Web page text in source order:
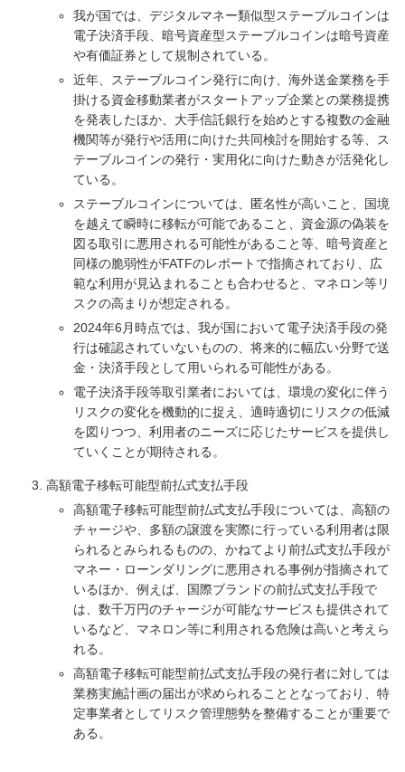
我が国では、デジタルマネー類似型ステーブルコインは
電子決済手段、暗号資産型ステーブルコインは暗号資産
や有価証券として規制されている。
近年、ステーブルコイン発行に向け、海外送金業務を手
掛ける資金移動業者がスタートアップ企業との業務提携
を発表したほか、大手信託銀行を始めとする複数の金融
機関等が発行や活用に向けた共同検討を開始する等、ス
テーブルコインの発行・実用化に向けた動きが活発化し
ている。
ステーブルコインについては、匿名性が高いこと、国境
を越えて瞬時に移転が可能であること、資金源の偽装を
図る取引に悪用される可能性があること等、暗号資産と
同様の脆弱性がFATFのレポートで指摘されており、広
範な利用が見込まれることも合わせると、マネロン等リ
スクの高まりが想定される。
2024年6月時点では、我が国において電子決済手段の発
行は確認されていないものの、将来的に幅広い分野で送
金・決済手段として用いられる可能性がある。
電子決済手段等取引業者においては、環境の変化に伴う
リスクの変化を機動的に捉え、適時適切にリスクの低減
を図りつつ、利用者のニーズに応じたサービスを提供し
ていくことが期待される。
高額電子移転可能型前払式支払手段
高額電子移転可能型前払式支払手段については、高額の
チャージや、多額の譲渡を実際に行っている利用者は限
られるとみられるものの、かねてより前払式支払手段が
マネー・ローンダリングに悪用される事例が指摘されて
いるほか、例えば、国際ブランドの前払式支払手段で
は、数千万円のチャージが可能なサービスも提供されて
いるなど、マネロン等に利用される危険は高いと考えら
れる。
高額電子移転可能型前払式支払手段の発行者に対しては
業務実施計画の届出が求められることとなっており、特
定事業者としてリスク管理態勢を整備することが重要で
ある。